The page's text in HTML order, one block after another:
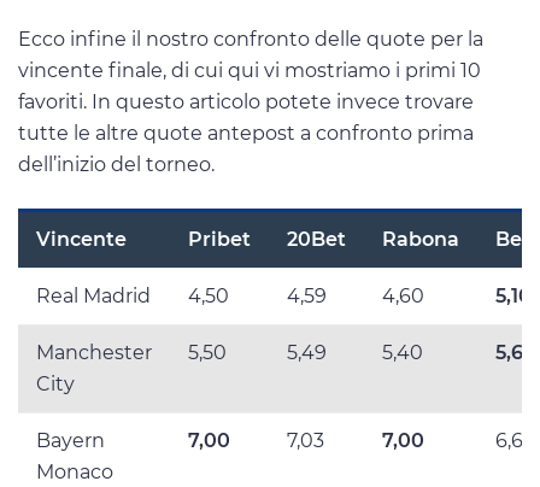
Ecco infine il nostro confronto delle quote per la
vincente finale, di cui qui vi mostriamo i primi 10
favoriti. In questo articolo potete invece trovare
tutte le altre quote antepost a confronto prima
dell’inizio del torneo.
Vincente Pribet 20Bet Rabona
Real Madrid 4,50 4,59 4,60 5,10
Manchester
City
5,50 5,49 5,40 5,60
Bayern
Monaco
7,00 7,03 7,00 6,60